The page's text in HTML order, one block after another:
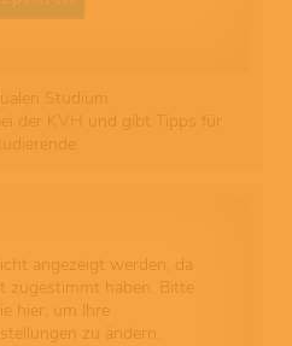
Studium
der KVH und gibt Tipps für
angezeigt werden, da
zugestimmt haben. Bitte
hier, um Ihre
zu ändern.